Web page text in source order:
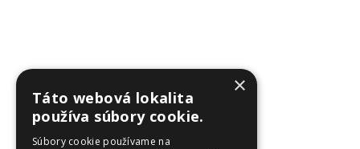
×
Táto webová lokalita
používa súbory cookie.
Súbory cookie používame na